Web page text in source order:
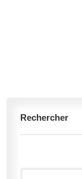
Rechercher